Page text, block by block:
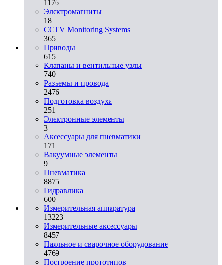
1176
Электромагниты
18
CCTV Monitoring Systems
365
Приводы
615
Клапаны и вентильные узлы
740
Разъемы и провода
2476
Подготовка воздуха
251
Электронные элементы
3
Аксессуары для пневматики
171
Вакуумные элементы
9
Пневматика
8875
Гидравлика
600
Измерительная аппаратура
13223
Измерительные аксессуары
8457
Паяльное и сварочное оборудование
4769
Построение прототипов